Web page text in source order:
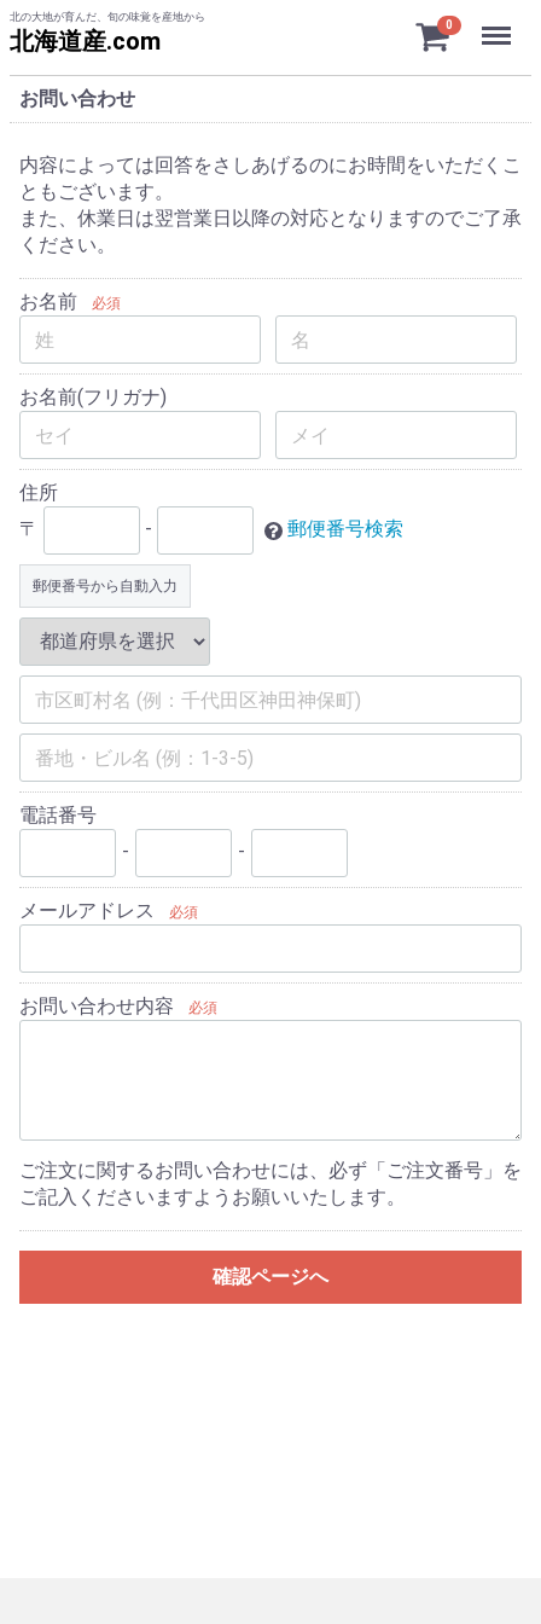
北の大地が育んだ、旬の味覚を産地から
北海道産.com
0 Menu
お問い合わせ
内容によっては回答をさしあげるのにお時間をいただくこ
ともございます。
また、休業日は翌営業日以降の対応となりますのでご了承
ください。
お名前 必須
お名前(フリガナ)
住所
〒
- 郵便番号検索
郵便番号から自動入力
電話番号
-
-
メールアドレス 必須
お問い合わせ内容 必須
ご注文に関するお問い合わせには、必ず「ご注文番号」を
ご記入くださいますようお願いいたします。
確認ページへ